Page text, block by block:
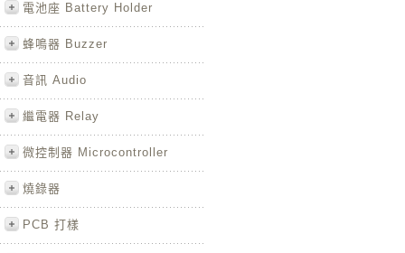
電池座 Battery Holder
蜂鳴器 Buzzer
音訊 Audio
繼電器 Relay
微控制器 Microcontroller
燒錄器
PCB 打樣